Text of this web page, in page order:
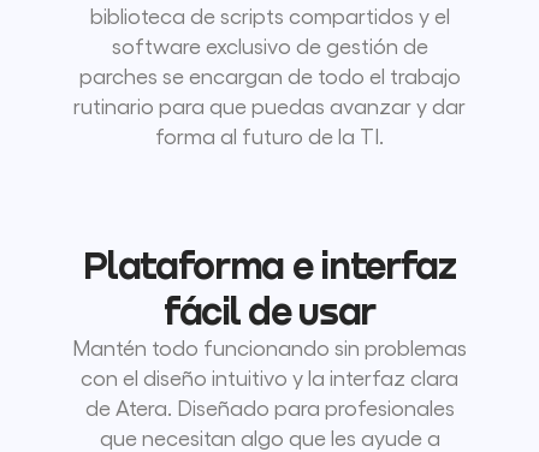
biblioteca de scripts compartidos y el
software exclusivo de gestión de
parches se encargan de todo el trabajo
rutinario para que puedas avanzar y dar
forma al futuro de la TI.
Plataforma e interfaz
fácil de usar
Mantén todo funcionando sin problemas
con el diseño intuitivo y la interfaz clara
de Atera. Diseñado para profesionales
que necesitan algo que les ayude a